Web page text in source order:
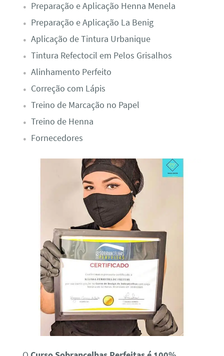
Preparação e Aplicação Henna Menela
Preparação e Aplicação La Benig
Aplicação de Tintura Urbanique
Tintura Refectocil em Pelos Grisalhos
Alinhamento Perfeito
Correção com Lápis
Treino de Marcação no Papel
Treino de Henna
Fornecedores